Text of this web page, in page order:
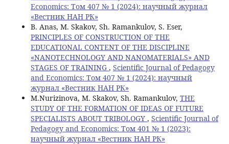
Economics: Том 407 № 1 (2024): научный журнал
«Вестник НАН РК»
B. Anas, M. Skakov, Sh. Ramankulov, S. Eser,
PRINCIPLES OF CONSTRUCTION OF THE
EDUCATIONAL CONTENT OF THE DISCIPLINE
«NANOTECHNOLOGY AND NANOMATERIALS» AND
STAGES OF TRAINING , Scientific Journal of Pedagogy
and Economics: Том 407 № 1 (2024): научный
журнал «Вестник НАН РК»
М.Nurizinova, M. Skakov, Sh. Ramankulov, THE
STUDY OF THE FORMATION OF IDEAS OF FUTURE
SPECIALISTS ABOUT TRIBOLOGY , Scientific Journal of
Pedagogy and Economics: Том 401 № 1 (2023):
научный журнал «Вестник НАН РК»